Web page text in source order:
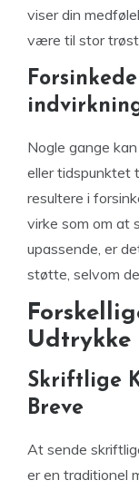
viser din
være til stor
Nogle gange
eller tidspunktet
resultere i
virke som om at
upassende, er
støtte, selvom
Udtrykke
Skriftlige
Breve
At sende
er en traditionel